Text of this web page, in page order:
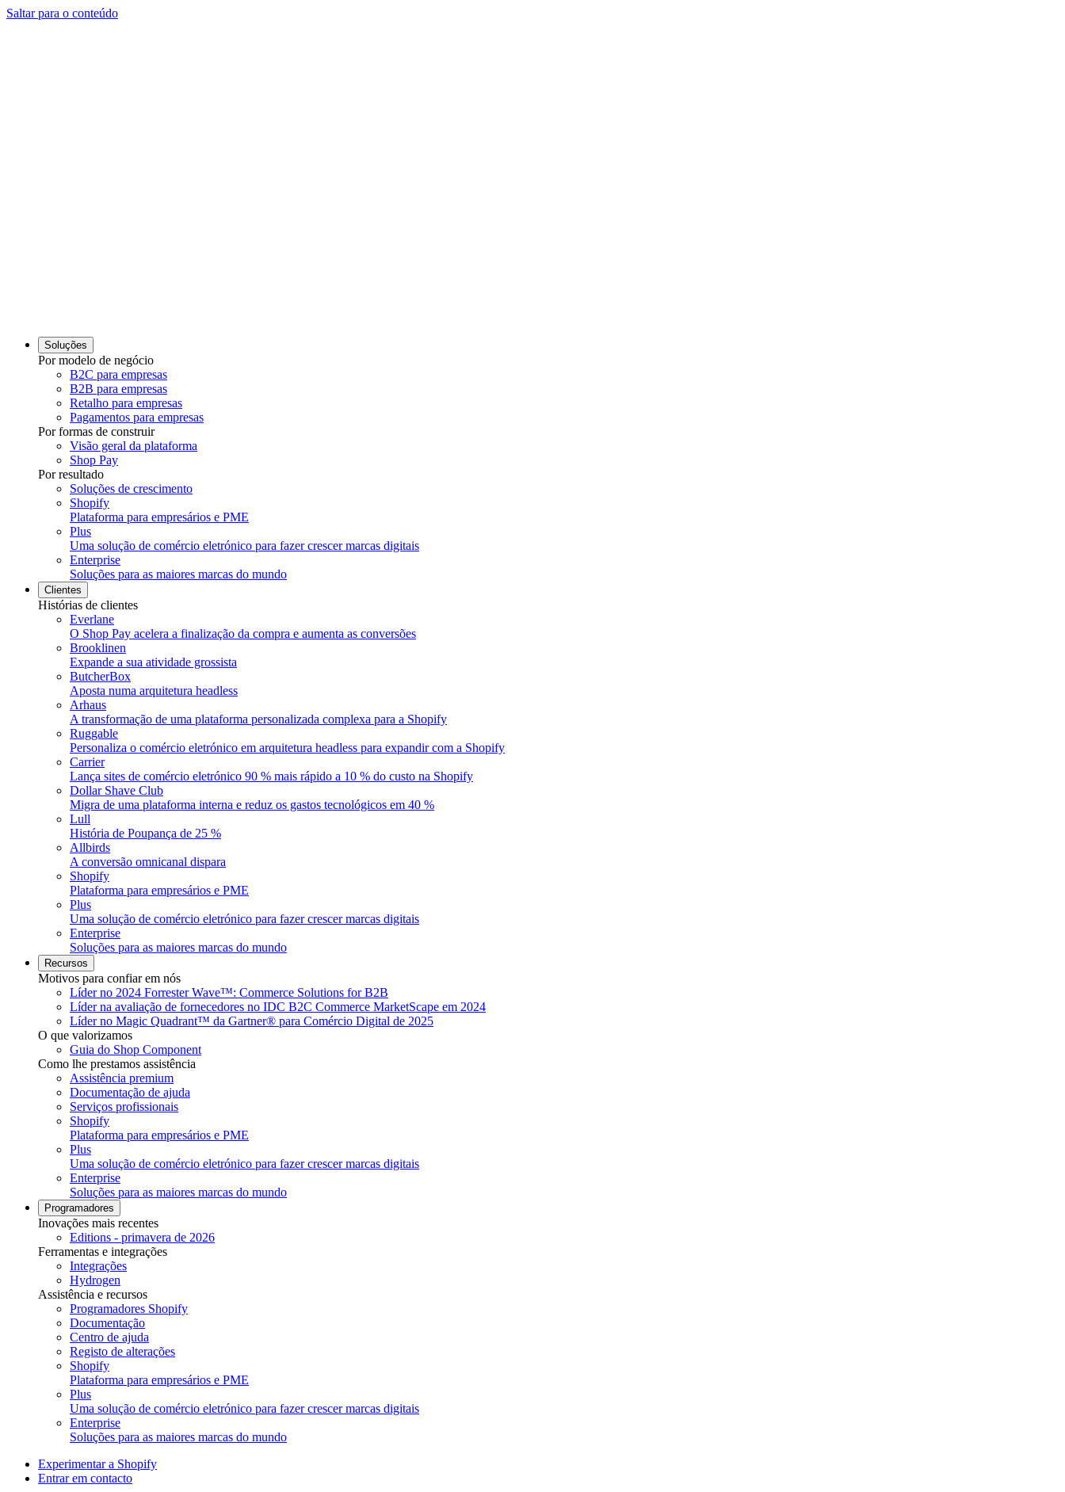
Saltar para o conteúdo
Soluções
Por modelo de negócio
B2C para empresas
B2B para empresas
Retalho para empresas
Pagamentos para empresas
Por formas de construir
Visão geral da plataforma
Shop Pay
Por resultado
Soluções de crescimento
Shopify
Plataforma para empresários e PME
Plus
Uma solução de comércio eletrónico para fazer crescer marcas digitais
Enterprise
Soluções para as maiores marcas do mundo
Clientes
Histórias de clientes
Everlane
O Shop Pay acelera a finalização da compra e aumenta as conversões
Brooklinen
Expande a sua atividade grossista
ButcherBox
Aposta numa arquitetura headless
Arhaus
A transformação de uma plataforma personalizada complexa para a Shopify
Ruggable
Personaliza o comércio eletrónico em arquitetura headless para expandir com a Shopify
Carrier
Lança sites de comércio eletrónico 90 % mais rápido a 10 % do custo na Shopify
Dollar Shave Club
Migra de uma plataforma interna e reduz os gastos tecnológicos em 40 %
Lull
História de Poupança de 25 %
Allbirds
A conversão omnicanal dispara
Shopify
Plataforma para empresários e PME
Plus
Uma solução de comércio eletrónico para fazer crescer marcas digitais
Enterprise
Soluções para as maiores marcas do mundo
Recursos
Motivos para confiar em nós
Líder no 2024 Forrester Wave™: Commerce Solutions for B2B
Líder na avaliação de fornecedores no IDC B2C Commerce MarketScape em 2024
Líder no Magic Quadrant™ da Gartner® para Comércio Digital de 2025
O que valorizamos
Guia do Shop Component
Como lhe prestamos assistência
Assistência premium
Documentação de ajuda
Serviços profissionais
Shopify
Plataforma para empresários e PME
Plus
Uma solução de comércio eletrónico para fazer crescer marcas digitais
Enterprise
Soluções para as maiores marcas do mundo
Programadores
Inovações mais recentes
Editions - primavera de 2026
Ferramentas e integrações
Integrações
Hydrogen
Assistência e recursos
Programadores Shopify
Documentação
Centro de ajuda
Registo de alterações
Shopify
Plataforma para empresários e PME
Plus
Uma solução de comércio eletrónico para fazer crescer marcas digitais
Enterprise
Soluções para as maiores marcas do mundo
Experimentar a Shopify
Entrar em contacto